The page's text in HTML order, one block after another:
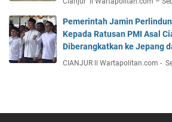
Pemerintah Jamin
Kepada Ratusan PMI Asal
Diberangkatkan ke Jepang
CIANJUR ll Wartapolitan.com -